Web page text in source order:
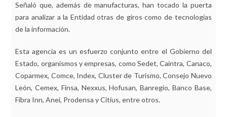
Señaló que, además de manufacturas, han tocado la puerta
para analizar a la Entidad otras de giros como de tecnologías
de la información.
Esta agencia es un esfuerzo conjunto entre el Gobierno del
Estado, organismos y empresas, como Sedet, Caintra, Canaco,
Coparmex, Comce, Index, Cluster de Turismo, Consejo Nuevo
León, Cemex, Finsa, Nexxus, Hofusan, Banregio, Banco Base,
Fibra Inn, Anei, Prodensa y Citius, entre otros.